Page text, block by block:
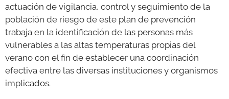
actuación de vigilancia, control y seguimiento de la
población de riesgo de este plan de prevención
trabaja en la identificación de las personas más
vulnerables a las altas temperaturas propias del
verano con el fin de establecer una coordinación
efectiva entre las diversas instituciones y organismos
implicados.